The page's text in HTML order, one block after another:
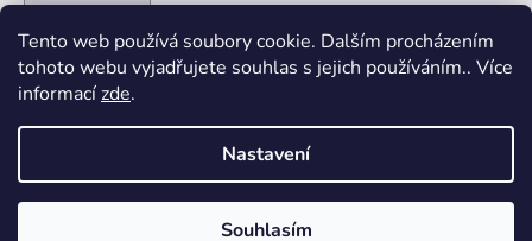
Tento web používá soubory cookie. Dalším procházením
tohoto webu vyjadřujete souhlas s jejich používáním.. Více
informacízde.
Nastavení
Souhlasím
petrklic.cz. Všechna práva vyhrazena.